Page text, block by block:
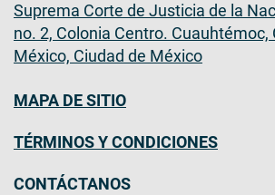
Suprema Corte de Justicia de la
no. 2, Colonia Centro. Cuauhtémoc,
México, Ciudad de México
MAPA DE SITIO
TÉRMINOS Y CONDICIONES
CONTÁCTANOS